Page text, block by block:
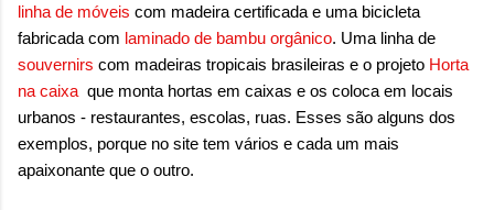
linha de móveis com madeira certificada e uma bicicleta
fabricada com laminado de bambu orgânico. Uma linha de
souvernirs com madeiras tropicais brasileiras e o projeto Horta
na caixa que monta hortas em caixas e os coloca em locais
urbanos - restaurantes, escolas, ruas. Esses são alguns dos
exemplos, porque no site tem vários e cada um mais
apaixonante que o outro.